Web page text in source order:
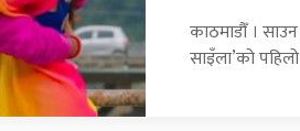
काठमाडौँ ।
साइँला’को